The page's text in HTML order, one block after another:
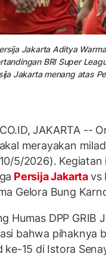
Jakarta Aditya
BRI Super
Jakarta menang atas
JAKARTA --
merayakan
5/2026).
Persija Jakartavs
Gelora Bung
Humas DPP GRIB
bahwa pihaknya
ke-15 di Istora